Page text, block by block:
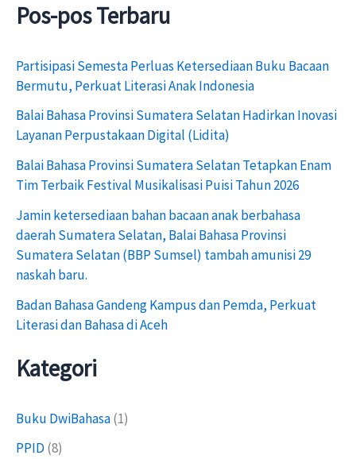
u
t
k
Pos-pos Terbaru
Partisipasi Semesta Perluas Ketersediaan Buku Bacaan
Bermutu, Perkuat Literasi Anak Indonesia
Balai Bahasa Provinsi Sumatera Selatan Hadirkan Inovasi
Layanan Perpustakaan Digital (Lidita)
Balai Bahasa Provinsi Sumatera Selatan Tetapkan Enam
Tim Terbaik Festival Musikalisasi Puisi Tahun 2026
Jamin ketersediaan bahan bacaan anak berbahasa
daerah Sumatera Selatan, Balai Bahasa Provinsi
Sumatera Selatan (BBP Sumsel) tambah amunisi 29
naskah baru.
Badan Bahasa Gandeng Kampus dan Pemda, Perkuat
Literasi dan Bahasa di Aceh
Kategori
Buku DwiBahasa(1)
PPID (8)